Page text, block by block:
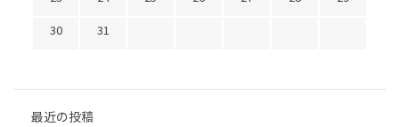
30
31
最近の投稿